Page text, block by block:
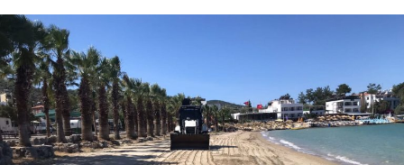
WhatsApp
İhbar Hattı
İLETIŞIM
KÜNYE